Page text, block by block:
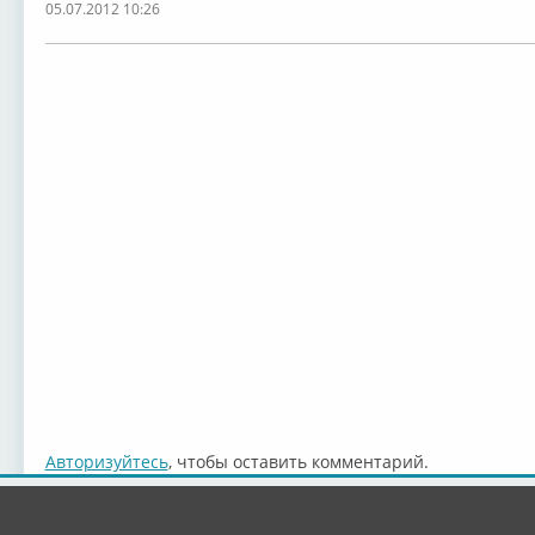
05.07.2012 10:26
Авторизуйтесь, чтобы оставить комментарий.